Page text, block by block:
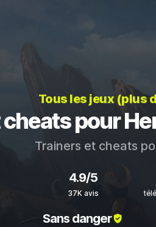
Tous les jeux (plus
pour
Trainers et cheats
4.9/5
37K avis
Sans danger